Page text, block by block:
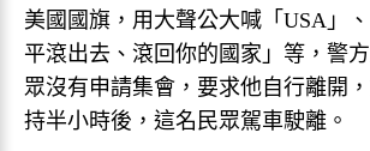
美國國旗，用大聲公大喊「USA」
平滾出去、滾回你的國家」等，警
眾沒有申請集會，要求他自行離開
持半小時後，這名民眾駕車駛離。